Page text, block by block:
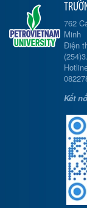
762
Minh
Điện
Kết